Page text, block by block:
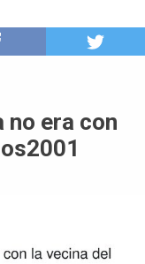
no era con